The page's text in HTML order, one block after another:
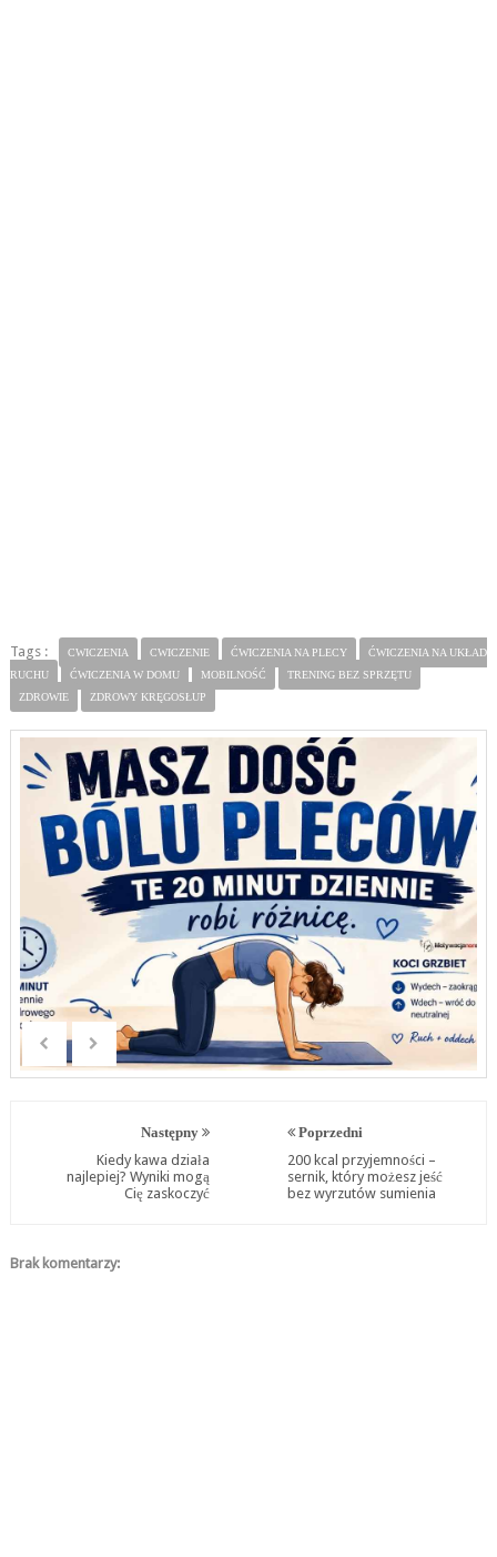
Tags : CWICZENIA CWICZENIE ĆWICZENIA NA PLECY
ĆWICZENIA NA UKŁAD
RUCHU
ĆWICZENIA W DOMU MOBILNOŚĆ
TRENING BEZ SPRZĘTU
ZDROWIE
ZDROWY KRĘGOSŁUP
Następny
Kiedy kawa działa
najlepiej? Wyniki mogą
Cię zaskoczyć
Poprzedni
200 kcal przyjemności –
sernik, który możesz jeść
bez wyrzutów sumienia
Brak komentarzy: